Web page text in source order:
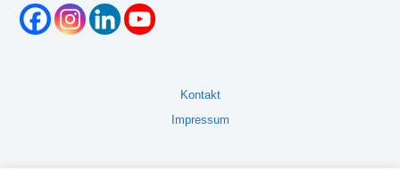
Kontakt
Impressum